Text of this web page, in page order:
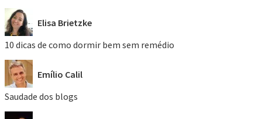
Elisa Brietzke
10 dicas de como dormir bem sem remédio
Emílio Calil
Saudade dos blogs